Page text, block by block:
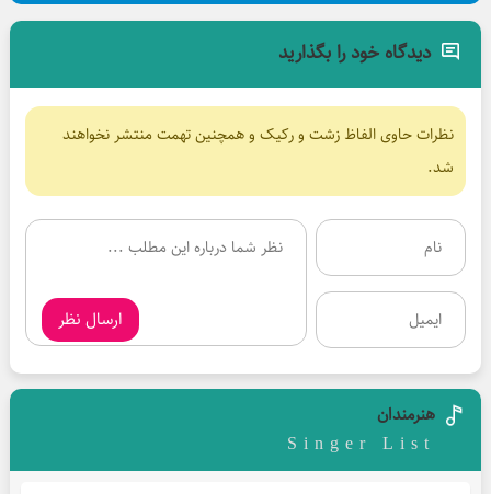
دیدگاه خود را بگذارید
نظرات حاوی الفاظ زشت و رکیک و همچنین تهمت منتشر نخواهند
شد.
ارسال نظر
هنرمندان
Singer List